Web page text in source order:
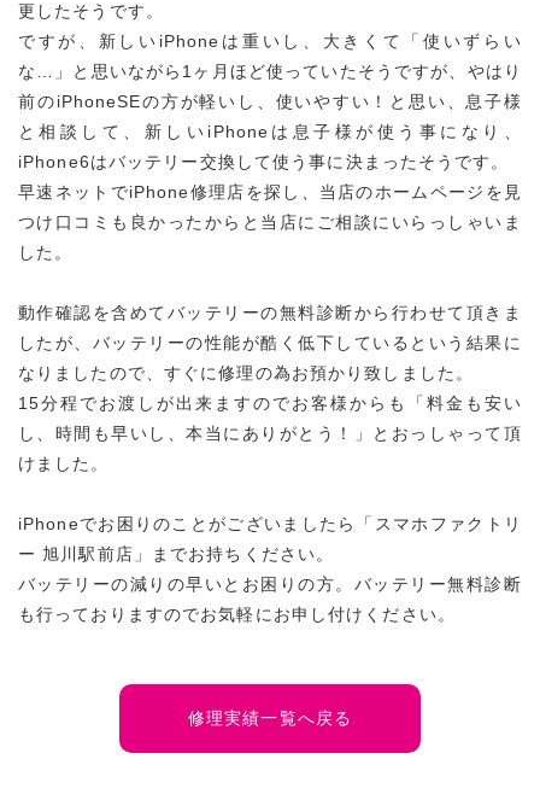
更したそうです。
ですが、新しいiPhoneは重いし、大きくて「使いずらい
な…」と思いながら1ヶ月ほど使っていたそうですが、やはり
前のiPhoneSEの方が軽いし、使いやすい！と思い、息子様
と相談して、新しいiPhoneは息子様が使う事になり、
iPhone6はバッテリー交換して使う事に決まったそうです。
早速ネットでiPhone修理店を探し、当店のホームページを見
つけ口コミも良かったからと当店にご相談にいらっしゃいま
した。
動作確認を含めてバッテリーの無料診断から行わせて頂きま
したが、バッテリーの性能が酷く低下しているという結果に
なりましたので、すぐに修理の為お預かり致しました。
15分程でお渡しが出来ますのでお客様からも「料金も安い
し、時間も早いし、本当にありがとう！」とおっしゃって頂
けました。
iPhoneでお困りのことがございましたら「スマホファクトリ
ー 旭川駅前店」までお持ちください。
バッテリーの減りの早いとお困りの方。バッテリー無料診断
も行っておりますのでお気軽にお申し付けください。
修理実績一覧へ戻る